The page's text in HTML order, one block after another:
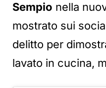
Sempio nella
mostrato sui
delitto per
lavato in cucina,